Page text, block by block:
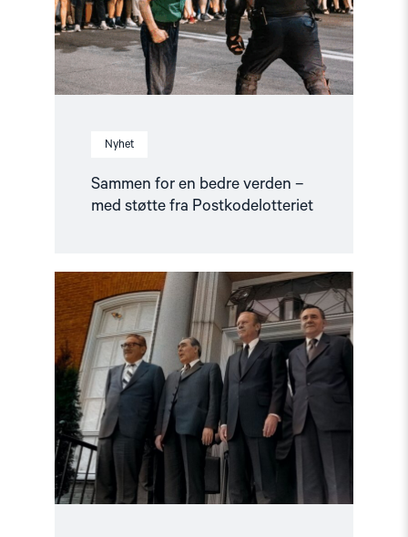
Nyhet
Sammen for en bedre verden –
med støtte fra Postkodelotteriet
støtte
fra
Postkodelotteriet"
Read
article
"Fullt
hus
på
førpremiere
for
Helsinkieffekten"